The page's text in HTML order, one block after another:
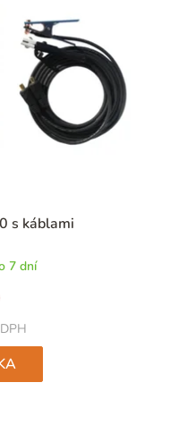
s káblami
7 dní